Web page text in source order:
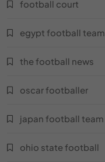
كرة قدم ألمانيا
نادي قطر لكرة القدم
لاعب هالك
أحذية نايك لكرة القدم
كرة قدم سترايك
football court
egypt football team
the football news
oscar footballer
japan football team
ohio state football